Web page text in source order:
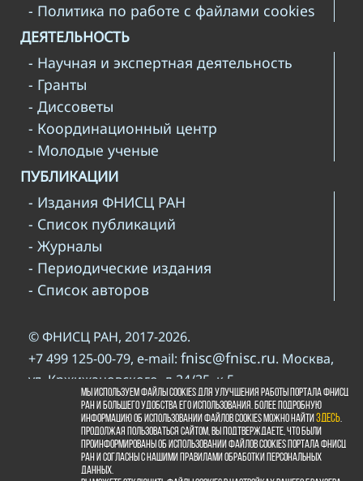
- Политика по работе с файлами cookies
ДЕЯТЕЛЬНОСТЬ
- Научная и экспертная деятельность
- Гранты
- Диссоветы
- Координационный центр
- Молодые ученые
ПУБЛИКАЦИИ
- Издания ФНИСЦ РАН
- Список публикаций
- Журналы
- Периодические издания
- Список авторов
© ФНИСЦ РАН, 2017-2026.
+7 499 125-00-79, e-mail: fnisc@fnisc.ru. Москва,
ул. Кржижановского, д.24/35, к.5
При использовании материалов сайта ФНИСЦ
РАН просьба давать ссылку наwww.fnisc.ru.
Пожалуйста, познакомьтесь справилами
копирайта
Мы используем файлы cookies для улучшения работы портала ФНИСЦ
РАН и большего удобства его использования. Более подробную
информацию об использовании файлов cookies можно найтиздесь.
Продолжая пользоваться сайтом, Вы подтверждаете, что были
проинформированы об использовании файлов cookies портала ФНИСЦ
РАН и согласны с нашими правилами обработки персональных
данных.